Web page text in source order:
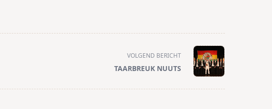
VOLGEND BERICHT
TAARBREUK NUUTS